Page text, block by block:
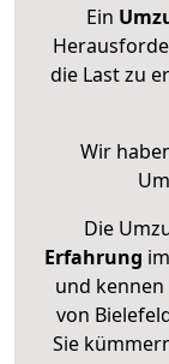
Ein
die Last zu
Wir
Die
Erfahrung
und
von
Sie